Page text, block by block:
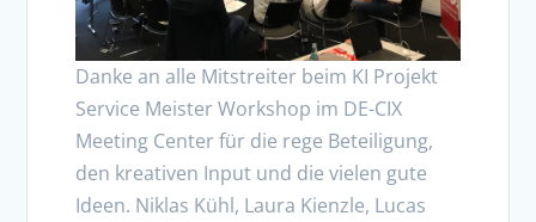
Danke an alle Mitstreiter beim KI Projekt
Service Meister Workshop im DE-CIX
Meeting Center für die rege Beteiligung,
den kreativen Input und die vielen gute
Ideen. Niklas Kühl, Laura Kienzle, Lucas